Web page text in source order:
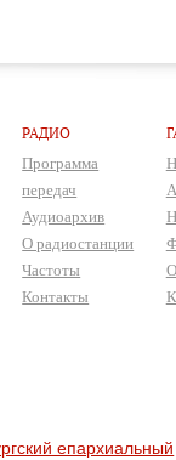
РАДИО
Программа
передач
Аудиоархив
О радиостанции
Частоты
Контакты
епархиальный